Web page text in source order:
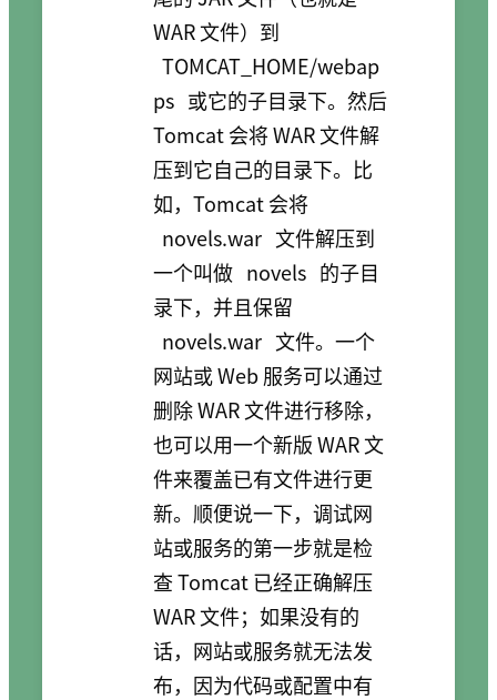
WAR 文件）到
TOMCAT_HOME/webap
ps 或它的子目录下。然后
Tomcat 会将 WAR 文件解
压到它自己的目录下。比
如，Tomcat 会将
novels.war 文件解压到
一个叫做 novels 的子目
录下，并且保留
novels.war 文件。一个
网站或 Web 服务可以通过
删除 WAR 文件进行移除，
也可以用一个新版 WAR 文
件来覆盖已有文件进行更
新。顺便说一下，调试网
站或服务的第一步就是检
查 Tomcat 已经正确解压
WAR 文件；如果没有的
话，网站或服务就无法发
布，因为代码或配置中有